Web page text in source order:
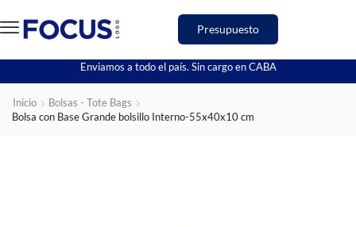
Presupuesto
Enviamos a todo el país. Sin cargo en CABA
Inicio
Bolsas - Tote Bags
Bolsa con Base Grande bolsillo Interno-55x40x10 cm